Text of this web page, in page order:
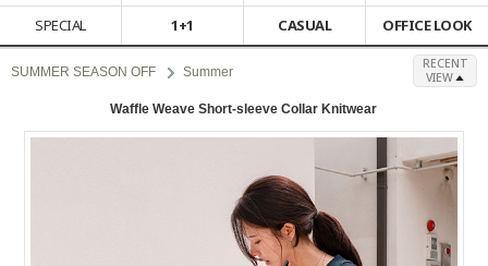
SPECIAL
1+1 CASUAL OFFICE LOOK
SUMMER SEASON OFF Summer
RECENT
VIEW
Waffle Weave Short-sleeve Collar Knitwear